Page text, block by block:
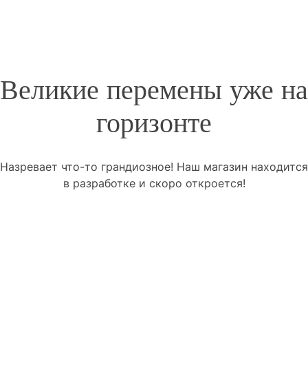
Великие перемены уже на
горизонте
Назревает что-то грандиозное! Наш магазин находится
в разработке и скоро откроется!